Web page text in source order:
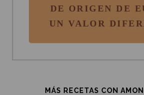
MÁS RECETAS CON